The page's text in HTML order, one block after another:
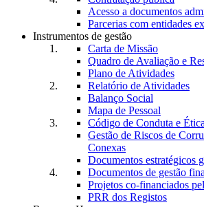
Acesso a documentos
Parcerias com entidades
Instrumentos de gestão
Carta de Missão
Quadro de Avaliação e
Plano de Atividades
Relatório de Atividades
Balanço Social
Mapa de Pessoal
Código de Conduta e
Gestão de Riscos de
Conexas
Documentos estratégicos
Documentos de gestão
Projetos co-financiados
PRR dos Registos